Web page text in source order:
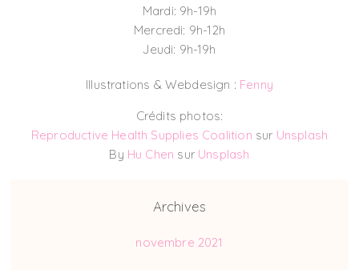
Mardi: 9h-19h
Mercredi: 9h-12h
Jeudi: 9h-19h
Illustrations & Webdesign : Fenny
Crédits photos:
Reproductive Health Supplies Coalition sur Unsplash
By Hu Chen sur Unsplash
Archives
novembre 2021